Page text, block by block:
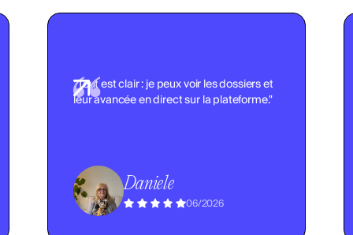
"Tout est clair : je peux voir les dossiers et
leur avancée en direct sur la plateforme."
Daniele
06/2026